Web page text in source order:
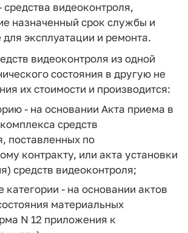
средства видеоконтроля,
назначенный срок службы и
эксплуатации и ремонта.
видеоконтроля из одной
состояния в другую не
их стоимости и производится:
- на основании Акта приема в
средств
поставленных по
контракту, или акта установки
средств видеоконтроля;
- на основании актов
материальных
N 12 приложения к